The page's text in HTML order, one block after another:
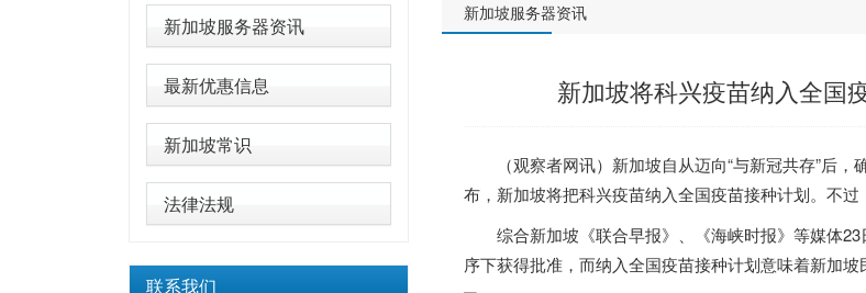
新加坡服务器资讯
最新优惠信息
新加坡常识
法律法规
联系我们
新加坡服务器资讯
新加坡将科兴疫苗纳入全国
（观察者网讯） 新加坡自从迈向“与新冠共存”后，
布， 新加坡将把科兴疫苗纳入全国疫苗接种计划。不过
综合新加坡 《联合早报》、《海峡时报》等媒体
序下获得批准，而纳入全国疫苗接种计划意味着新加坡